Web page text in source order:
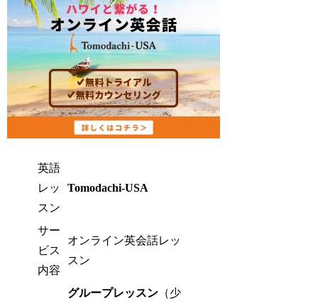
英語
レッ
スン
Tomodachi‑USA
サー
ビス
内容
オンライン英会話レッ
スン
グループレッスン （少